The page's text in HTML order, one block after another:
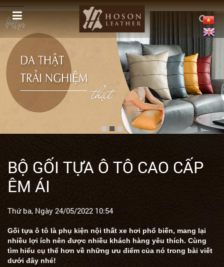
------------
BỘ GỐI TỰA Ô TÔ CAO CẤP
ÊM ÁI
Thứ ba, Ngày 24/05/2022 10:54
Gối tựa ô tô là phụ kiện nội thất xe hơi phổ biến, mang lại
nhiều lợi ích nên được nhiều khách hàng yêu thích. Cùng
tìm hiểu cụ thể hơn về những ưu điểm của nó trong bài viết
dưới đây nhé!